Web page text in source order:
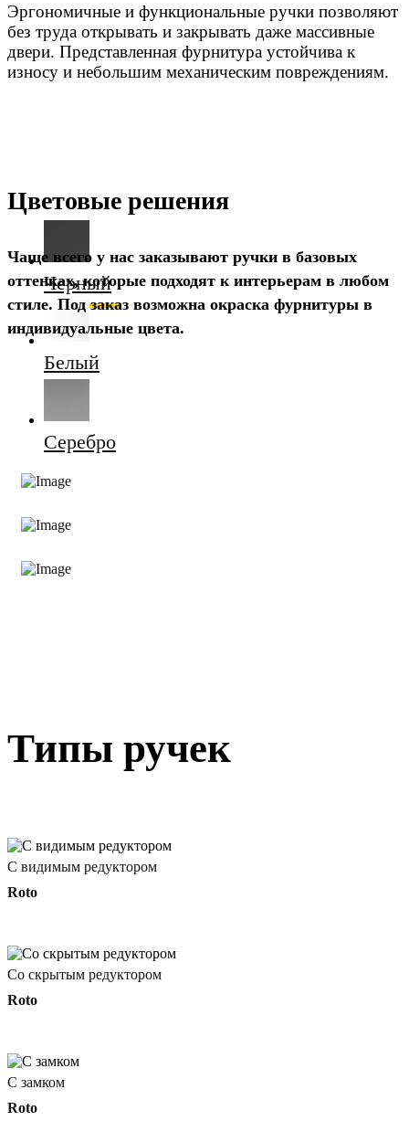
Эргономичные и функциональные ручки позволяют
без труда открывать и закрывать даже массивные
двери. Представленная фурнитура устойчива к
износу и небольшим механическим повреждениям.
Цветовые решения
Чаще всего у нас заказывают ручки в базовых
оттенках, которые подходят к интерьерам в любом
стиле. Под заказ возможна окраска фурнитуры в
индивидуальные цвета.
Черный
Белый
Серебро
Типы ручек
С видимым редуктором
Roto
Со скрытым редуктором
Roto
С замком
Roto